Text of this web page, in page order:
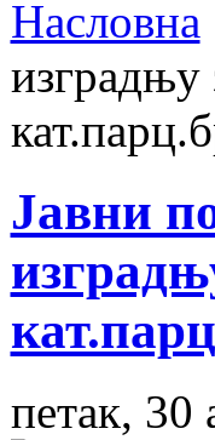
Насловна
изградњу
Јавни
петак, 30